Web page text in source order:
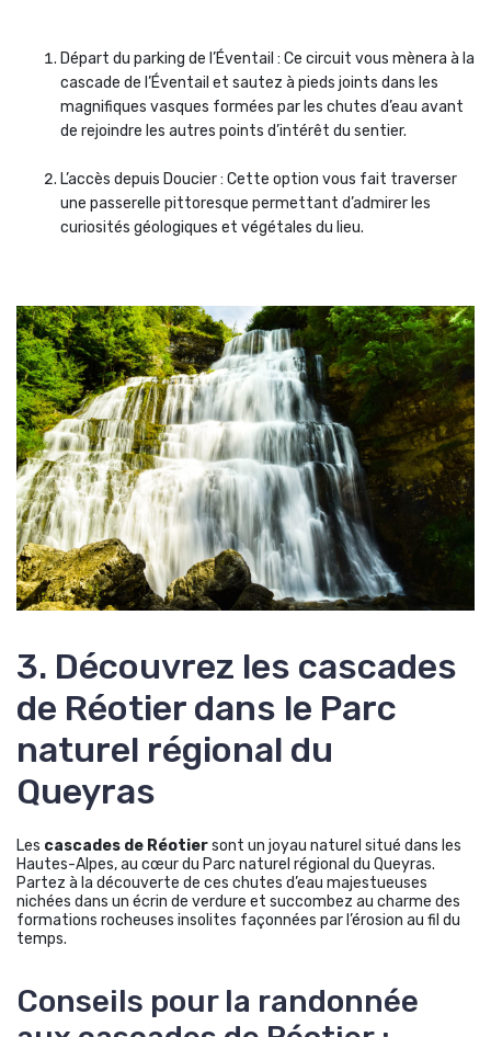
Départ du parking de l’Éventail : Ce circuit vous mènera à la
cascade de l’Éventail et sautez à pieds joints dans les
magnifiques vasques formées par les chutes d’eau avant
de rejoindre les autres points d’intérêt du sentier.
L’accès depuis Doucier : Cette option vous fait traverser
une passerelle pittoresque permettant d’admirer les
curiosités géologiques et végétales du lieu.
3. Découvrez les cascades
de Réotier dans le Parc
naturel régional du
Queyras
Les cascades de Réotiersont un joyau naturel situé dans les
Hautes-Alpes, au cœur du Parc naturel régional du Queyras.
Partez à la découverte de ces chutes d’eau majestueuses
nichées dans un écrin de verdure et succombez au charme des
formations rocheuses insolites façonnées par l’érosion au fil du
temps.
Conseils pour la randonnée